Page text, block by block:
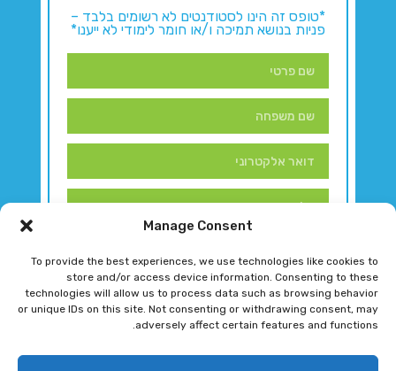
Manage Consent
To provide the best experiences, we use technologies like cookies to
store and/or access device information. Consenting to these
technologies will allow us to process data such as browsing behavior
or unique IDs on this site. Not consenting or withdrawing consent, may
adversely affect certain features and functions.
*טופס זה הינו לסטודנטים לא רשומים בלבד –
פניות בנושא תמיכה ו/או חומר לימודי לא ייענו*